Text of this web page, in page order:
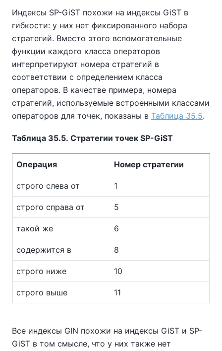
Индексы SP-GiST похожи на индексы GiST в
гибкости: у них нет фиксированного набора
стратегий. Вместо этого вспомогательные
функции каждого класса операторов
интерпретируют номера стратегий в
соответствии с определением класса
операторов. В качестве примера, номера
стратегий, используемые встроенными классами
операторов для точек, показаны в Таблица 35.5.
Таблица 35.5. Стратегии точек SP-GiST
Операция Номер стратегии
строго слева от 1
строго справа от 5
такой же 6
содержится в 8
строго ниже 10
строго выше 11
Все индексы GIN похожи на индексы GiST и SP-
GiST в том смысле, что у них также нет